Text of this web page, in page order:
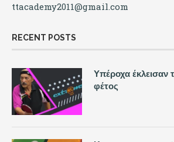
ttacademy2011@gmail.com
RECENT POSTS
Υπέροχα έκλεισαν
φέτος